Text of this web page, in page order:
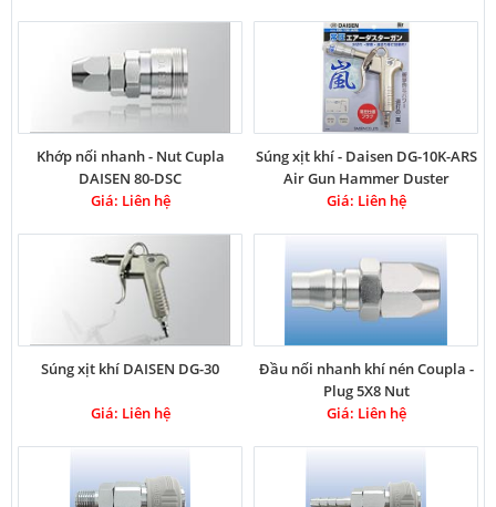
Khớp nối nhanh - Nut Cupla
DAISEN 80-DSC
Giá: Liên hệ
Súng xịt khí - Daisen DG-10K-ARS
Air Gun Hammer Duster
Giá: Liên hệ
Súng xịt khí DAISEN DG-30
Giá: Liên hệ
Đầu nối nhanh khí nén Coupla -
Plug 5X8 Nut
Giá: Liên hệ